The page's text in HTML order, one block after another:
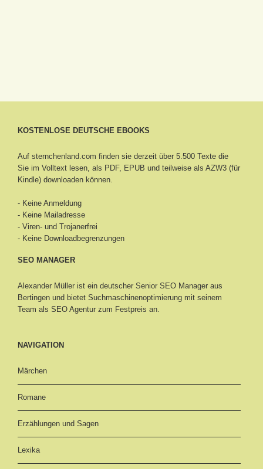
KOSTENLOSE DEUTSCHE EBOOKS
Auf sternchenland.com finden sie derzeit über 5.500 Texte die
Sie im Volltext lesen, als PDF, EPUB und teilweise als AZW3 (für
Kindle) downloaden können.
- Keine Anmeldung
- Keine Mailadresse
- Viren- und Trojanerfrei
- Keine Downloadbegrenzungen
SEO MANAGER
Alexander Müller ist ein deutscher Senior SEO Manager aus
Bertingen und bietet Suchmaschinenoptimierung mit seinem
Team als SEO Agentur zum Festpreis an.
NAVIGATION
Märchen
Romane
Erzählungen und Sagen
Lexika